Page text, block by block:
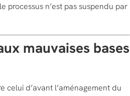
n’est pas suspendu par
mauvaises bases
celui d’avant l’aménagement du